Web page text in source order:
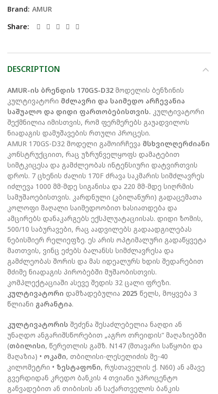
Brand: AMUR
Share
DESCRIPTION
AMUR-ის ბრენდის 170GS-D32 მოდელის ბენზინის
კულტივატორი მძლავრი და საიმედო არჩევანია
საშუალო და დიდი ფართობებისთვის. კულტივატორი
შექმნილია იმისთვის, რომ ფერმერებს გაუადვილოს
ნიადაგის დამუშავების რთული პროცესი.
AMUR 170GS-D32 მოდელი გამოირჩევა მსხვილღერძიანი
კონსტრუქციით, რაც უზრუნველყოფს დამატებით
სიმტკიცესა და გამძლეობას ინტენსიური დატვირთვის
დროს. 7 ცხენის ძალის 170F ძრავა საკმარის სიმძლავრეს
იძლევა 1000 მმ-მდე სიგანისა და 220 მმ-მდე სიღრმის
სამუშაოებისთვის. კარდნული (კბილანური) გადაცემათა
კოლოფი მაღალი საიმედოობით ხასიათდება და
ამცირებს დანაკარგებს ექსპლუატაციისას. დიდი ზომის,
500/10 საბურავები, რაც აადვილებს გადაადგილებას
ნებისმიერ რელიეფზე. ეს არის ოპტიმალური გადაწყვეტა
მათთვის, ვინც ეძებს ბალანსს სიმძლავრესა და
გამძლეობას შორის და მას იდეალურს ხდის შედარებით
მძიმე ნიადაგის პირობებში მუშაობისთვის.
კომპლექტაციაში ასევე შედის 32 ცალი ფრეზი.
კულტივატორი დამზადებულია 2025 წელს, მოყვება 3
წლიანი გარანტია.
კულტივატორის შეძენა შესაძლებელია ნაღდი ან
უნაღდო ანგარიშსწორებით „აგრო თრეიდის“ მაღაზიებში
(თბილისი, წერეთლის გამზ. N147 (მთავარი საწყობი და
მაღაზია) • ოკამი, თბილისი-ლესელიძის მე-40
კილომეტრი • ზესტაფონი, რუსთაველის ქ. N60) ან ამავე
გვერდიდან კრედო ბანკის 4 თვიანი უპროცენტო
განვადებით ან თიბისის ან საქართველოს ბანკის